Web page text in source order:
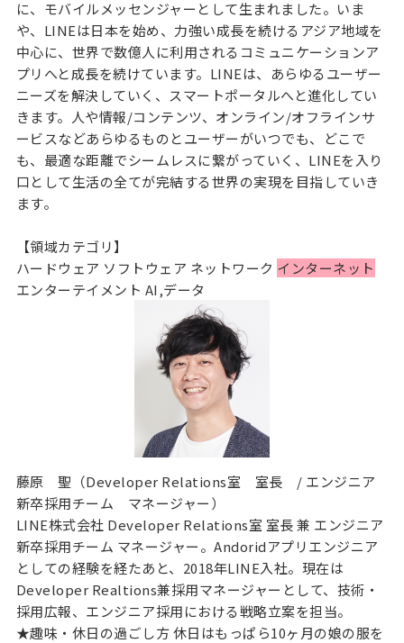
に、モバイルメッセンジャーとして生まれました。いま
や、LINEは日本を始め、力強い成長を続けるアジア地域を
中心に、世界で数億人に利用されるコミュニケーションア
プリへと成長を続けています。LINEは、あらゆるユーザー
ニーズを解決していく、スマートポータルへと進化してい
きます。人や情報/コンテンツ、オンライン/オフラインサ
ービスなどあらゆるものとユーザーがいつでも、どこで
も、最適な距離でシームレスに繋がっていく、LINEを入り
口として生活の全てが完結する世界の実現を目指していき
ます。
【領域カテゴリ】
ハードウェア ソフトウェア ネットワーク インターネット
エンターテイメント AI,データ
藤原 聖（Developer Relations室 室長 / エンジニア
新卒採用チーム マネージャー）
LINE株式会社 Developer Relations室 室長 兼 エンジニア
新卒採用チーム マネージャー。Andoridアプリエンジニア
としての経験を経たあと、2018年LINE入社。現在は
Developer Realtions兼採用マネージャーとして、技術・
採用広報、エンジニア採用における戦略立案を担当。
★趣味・休日の過ごし方 休日はもっぱら10ヶ月の娘の服を